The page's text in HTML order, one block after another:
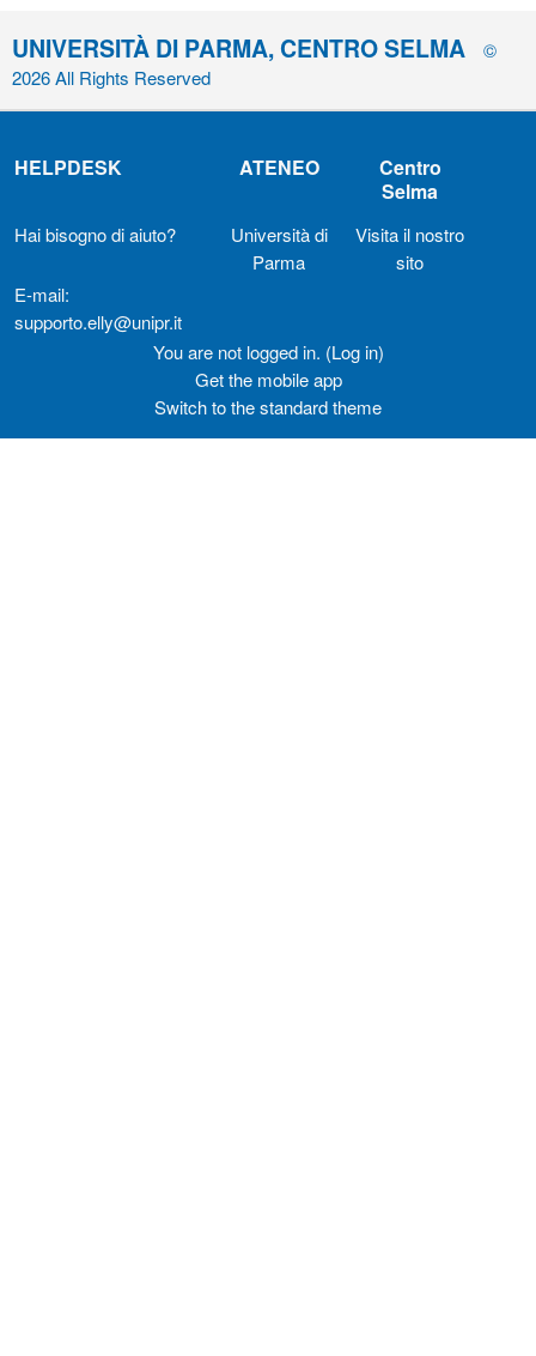
UNIVERSITÀ DI PARMA, CENTRO SELMA
©
2026 All Rights Reserved
HELPDESK ATENEO
Centro
Selma
Hai bisogno di aiuto?
Università di
Parma
Visita il nostro
sito
E-mail:
supporto.elly@unipr.it
You are not logged in. (Log in)
Get the mobile app
Switch to the standard theme